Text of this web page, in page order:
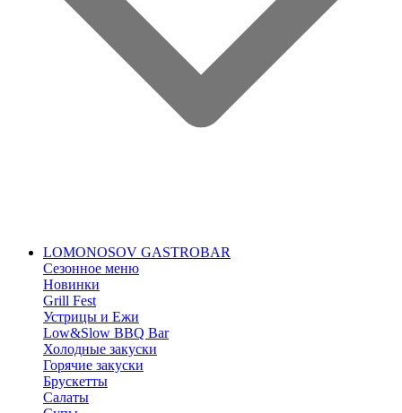
LOMONOSOV GASTROBAR
Сезонное меню
Новинки
Grill Fest
Устрицы и Ежи
Low&Slow BBQ Bar
Холодные закуски
Горячие закуски
Брускетты
Салаты